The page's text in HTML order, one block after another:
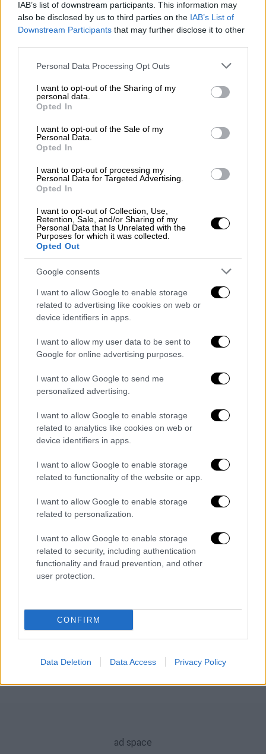
IAB’s list of downstream participants. This information may
also be disclosed by us to third parties on the IAB’s List of
Downstream Participants that may further disclose it to other
Please note that this website/app uses one or more Google
not limited to your visit or usage behaviour. You may click to
grant or deny consent to Google and its third-party tags to
use your data for below specified purposes in below Google
consent section.
Personal Data Processing Opt Outs
I want to opt-out of the Sharing of my
personal data.
Opted In
I want to opt-out of the Sale of my
Personal Data.
Opted In
I want to opt-out of processing my
Personal Data for Targeted Advertising.
Opted In
I want to opt-out of Collection, Use,
Retention, Sale, and/or Sharing of my
Personal Data that Is Unrelated with the
Purposes for which it was collected.
Opted Out
Google consents
I want to allow Google to enable storage
related to advertising like cookies on web or
device identifiers in apps.
I want to allow my user data to be sent to
Google for online advertising purposes.
I want to allow Google to send me
personalized advertising.
I want to allow Google to enable storage
related to analytics like cookies on web or
device identifiers in apps.
I want to allow Google to enable storage
related to functionality of the website or app.
I want to allow Google to enable storage
related to personalization.
I want to allow Google to enable storage
related to security, including authentication
functionality and fraud prevention, and other
user protection.
CONFIRM
Data Deletion Data Access Privacy Policy
Το μυστικό για πιο πικάντικη μπεσαμέλ
Ποιο υλικό μπορείτε να προσθέσετε για να
δώσετε γευστική ένταση στην αγαπημένη
σάλτσα.
Υπάρχει κάτι απ’ την Ντιζόν στη
«Μουστάρδα Ντιζόν»;
μουστάρδας Ντιζόν από τα ράφια των
γαλλικών σούπερ μάρκετ -την οποία τα
τοπικά μέσα απέδωσαν στον πόλεμο της
Ουκρανίας- έριξε άθελά της φως σε μια πιο
ίδια της την παραγωγή.
ΑΛΛΑ #TAGS
κρεμμύδι
χοιρινό